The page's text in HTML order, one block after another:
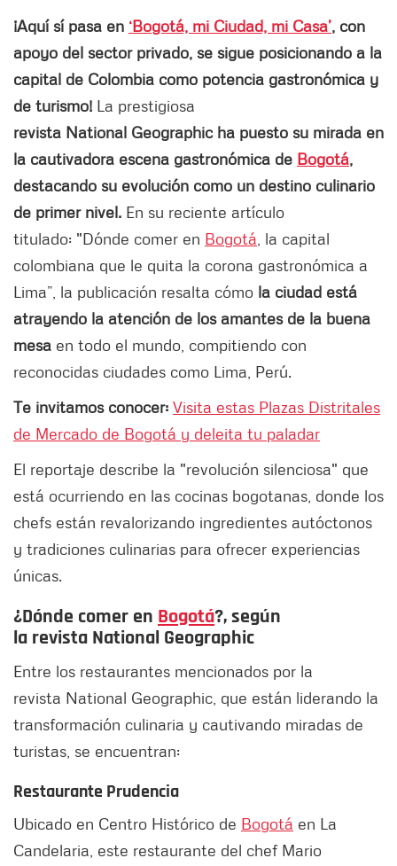
¡Aquí sí pasa en ‘Bogotá, mi Ciudad, mi Casa’, con
apoyo del sector privado, se sigue posicionando a la
capital de Colombia como potencia gastronómica y
de turismo! La prestigiosa
revista National Geographic ha puesto su mirada en
la cautivadora escena gastronómica de Bogotá,
destacando su evolución como un destino culinario
de primer nivel. En su reciente artículo
titulado: "Dónde comer en Bogotá , la capital
colombiana que le quita la corona gastronómica a
Lima”, la publicación resalta cómo la ciudad está
atrayendo la atención de los amantes de la buena
mesa en todo el mundo, compitiendo con
reconocidas ciudades como Lima, Perú.
Te invitamos conocer: Visita estas Plazas Distritales
de Mercado de Bogotá y deleita tu paladar
El reportaje describe la "revolución silenciosa" que
está ocurriendo en las cocinas bogotanas, donde los
chefs están revalorizando ingredientes autóctonos
y tradiciones culinarias para ofrecer experiencias
únicas.
¿Dónde comer en Bogotá?, según
la revista National Geographic
Entre los restaurantes mencionados por la
revista National Geographic, que están liderando la
transformación culinaria y cautivando miradas de
turistas, se encuentran:
Restaurante Prudencia
Ubicado en Centro Histórico de Bogotá en La
Candelaria, este restaurante del chef Mario